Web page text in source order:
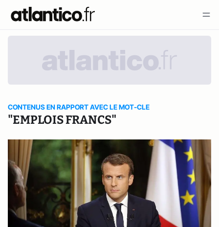
CONTENUS EN RAPPORT AVEC LE MOT-CLE
"EMPLOIS FRANCS"